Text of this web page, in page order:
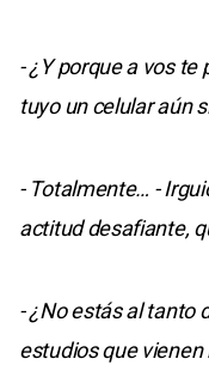
- ¿Y porque a vos te
tuyo un celular aún
- Totalmente… -
actitud desafiante,
- ¿No estás al tanto
estudios que